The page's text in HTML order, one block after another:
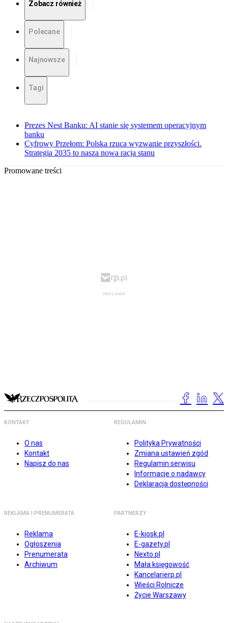
Zobacz również
Polecane
Najnowsze
Tagi
Prezes Nest Banku: AI stanie się systemem operacyjnym
banku
Cyfrowy Przełom: Polska rzuca wyzwanie przyszłości.
Strategia 2035 to nasza nowa racja stanu
Promowane treści
KONTAKT
O nas
Kontakt
Napisz do nas
REGULAMIN
Polityka Prywatności
Zmiana ustawień zgód
Regulamin serwisu
Informacje o nadawcy
Deklaracja dostępności
REKLAMA I PRENUMERATA
Reklama
Ogłoszenia
Prenumerata
Archiwum
PARTNERZY
E-kiosk.pl
E-gazety.pl
Nexto.pl
Mała księgowość
Kancelarierp.pl
Wieści Rolnicze
Życie Warszawy